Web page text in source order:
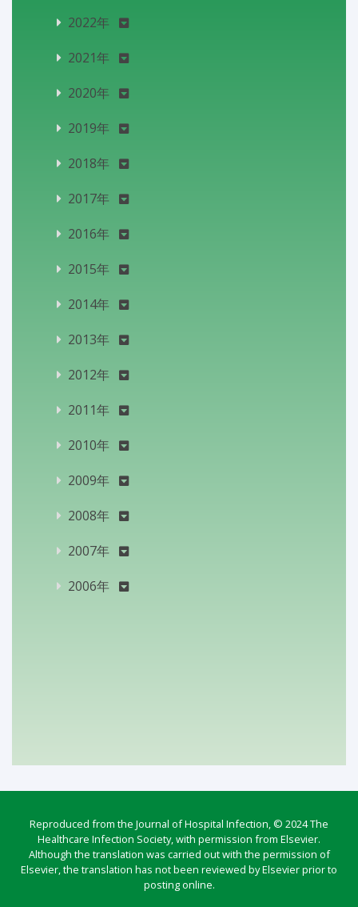
2022年
2021年
2020年
2019年
2018年
2017年
2016年
2015年
2014年
2013年
2012年
2011年
2010年
2009年
2008年
2007年
2006年
Reproduced from the Journal of Hospital Infection, © 2024 The
Healthcare Infection Society, with permission from Elsevier.
Although the translation was carried out with the permission of
Elsevier, the translation has not been reviewed by Elsevier prior to
posting online.